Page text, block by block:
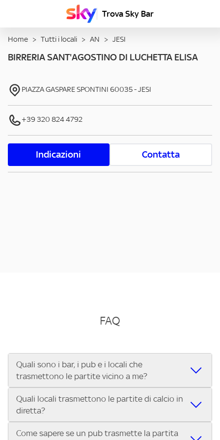
Trova Sky Bar
Home > Tutti i locali > AN > JESI
BIRRERIA SANT'AGOSTINO DI LUCHETTA ELISA
PIAZZA GASPARE SPONTINI 60035-JESI
+39 320 824 4792
Indicazioni Contatta
FAQ
Quali sono i bar, i pub e i locali che
trasmettono le partite vicino a me?
Se cerchi un bar, pub, ristorante o locale vicino a te per
vedere le partite di Serie A ENILIVE, la Serie C Sky Wifi, la
UEFA Champions League, la UEFA Europa League, la UEFA
Conference League, il Tennis, la Formula 1®, la MotoGP™ e
Quali locali trasmettono le partite di calcio in
diretta?
Vuoi sapere quali bar, pub o ristoranti mostrano le partite
Come sapere se un pub trasmette la partita